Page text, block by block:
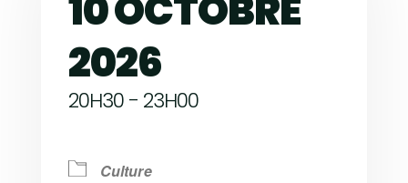
2026
20H30 - 23H00
Culture